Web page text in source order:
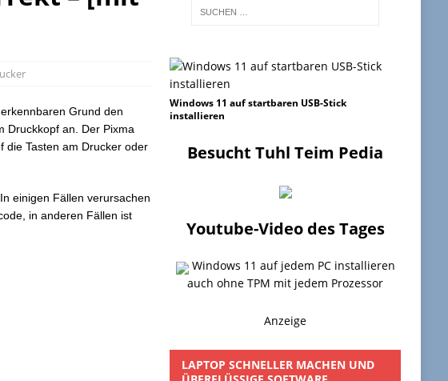
Grund den
Druckkopf an. Der Pixma
die Tasten am Drucker oder
einigen Fällen verursachen
in anderen Fällen ist
Windows 11 auf startbaren USB-Stick
installieren
Besucht Tuhl Teim Pedia
Youtube-Video des Tages
Windows 11 auf jedem PC installieren
auch ohne TPM mit jedem Prozessor
Anzeige
LAPTOP SCHNELLER MACHEN UND